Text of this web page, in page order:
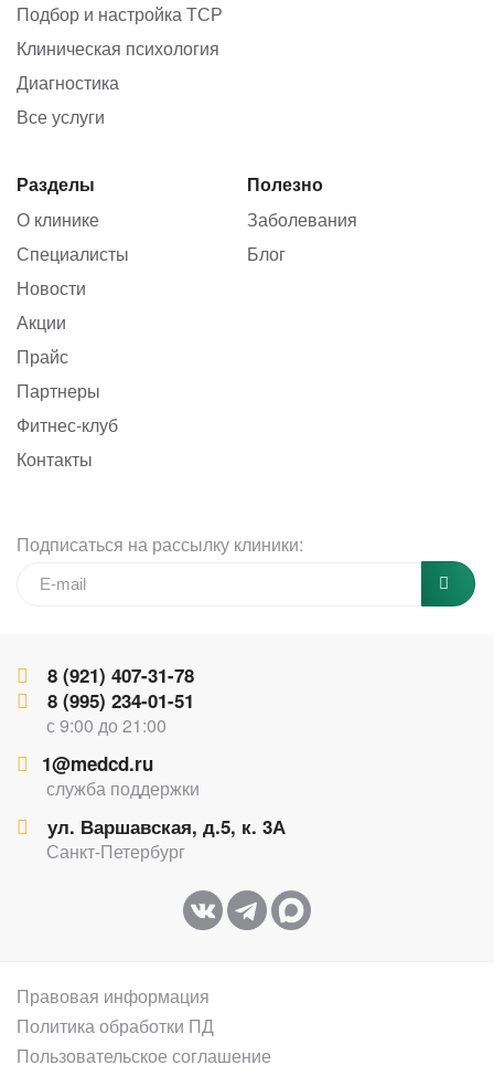
8 (921) 407-31-78
8 (995) 234-01-51
с 9:00 до 21:00
1@medcd.ru
служба поддержки
ул. Варшавская, д.5, к. 3А
Санкт-Петербург
Подбор и настройка ТСР
Клиническая психология
Диагностика
Все услуги
Разделы
О клинике
Специалисты
Новости
Акции
Прайс
Партнеры
Фитнес-клуб
Контакты
Полезно
Заболевания
Блог
Подписаться на рассылку клиники:
Правовая информация
Политика обработки ПД
Пользовательское соглашение